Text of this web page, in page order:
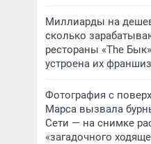
Миллиарды на
сколько
рестораны «The
устроена их
Фотография с
Марса вызвала
Сети — на снимке
«загадочного